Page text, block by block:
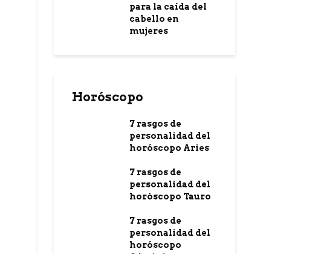
para la caída del
cabello en
mujeres
Horóscopo
7 rasgos de
personalidad del
horóscopo Aries
7 rasgos de
personalidad del
horóscopo Tauro
7 rasgos de
personalidad del
horóscopo